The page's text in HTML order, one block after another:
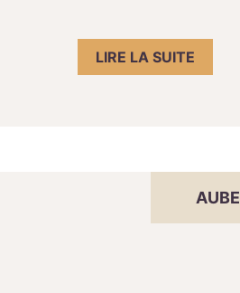
LIRE LA SUITE
AUBE